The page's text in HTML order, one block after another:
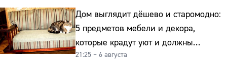
Дом выглядит дёшево и старомодно:
5 предметов мебели и декора,
которые крадут уют и должны
отправиться на свалку прямо сейчас
21:25 – 6 августа